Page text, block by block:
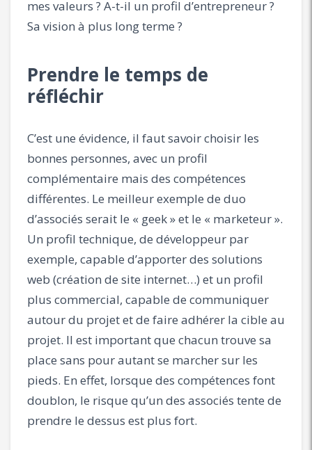
mes valeurs ? A-t-il un profil d’entrepreneur ?
Sa vision à plus long terme ?
Prendre le temps de
réfléchir
C’est une évidence, il faut savoir choisir les
bonnes personnes, avec un profil
complémentaire mais des compétences
différentes. Le meilleur exemple de duo
d’associés serait le « geek » et le « marketeur ».
Un profil technique, de développeur par
exemple, capable d’apporter des solutions
web (création de site internet…) et un profil
plus commercial, capable de communiquer
autour du projet et de faire adhérer la cible au
projet. Il est important que chacun trouve sa
place sans pour autant se marcher sur les
pieds. En effet, lorsque des compétences font
doublon, le risque qu’un des associés tente de
prendre le dessus est plus fort.